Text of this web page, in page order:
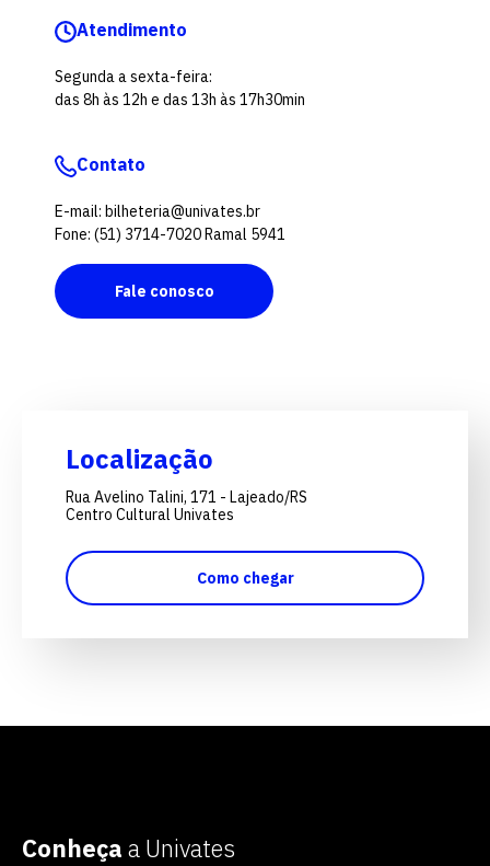
Atendimento
Segunda a sexta-feira:
das 8h às 12h e das 13h às 17h30min
Contato
E-mail: bilheteria@univates.br
Fone: (51) 3714-7020 Ramal 5941
Fale conosco
Localização
Rua Avelino Talini, 171 - Lajeado/RS
Centro Cultural Univates
Como chegar
Conheça a Univates